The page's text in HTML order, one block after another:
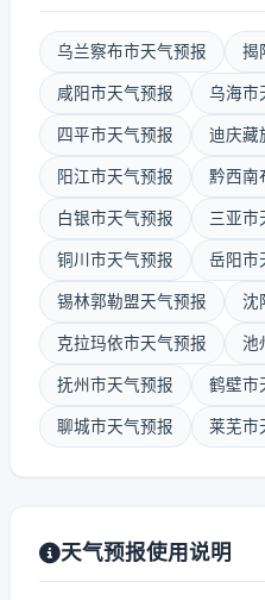
乌兰察布市天气预报 揭
咸阳市天气预报 乌海市
四平市天气预报 迪庆藏
阳江市天气预报 黔西南
白银市天气预报 三亚市
铜川市天气预报 岳阳市
锡林郭勒盟天气预报 沈
克拉玛依市天气预报 池
抚州市天气预报 鹤壁市
聊城市天气预报 莱芜市
天气预报使用说明